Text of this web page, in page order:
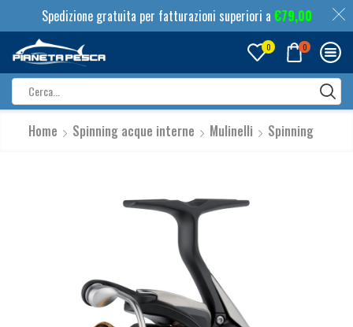
Spedizione gratuita per fatturazioni superiori a €79,00
0 0
input
Home Spinning acque interne Mulinelli Spinning